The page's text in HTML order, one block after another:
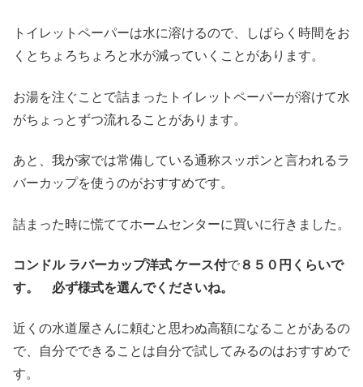
トイレットペーパーは水に溶けるので、しばらく時間をお
くとちょろちょろと水が減っていくことがあります。
お湯を注ぐことで詰まったトイレットペーパーが溶けて水
がちょっとずつ流れることがあります。
あと、我が家では常備している通称スッポンと言われるラ
バーカップを使うのがおすすめです。
詰まった時に慌ててホームセンターに買いに行きました。
コンドル ラバーカップ洋式 ケース付で８５０円くらいで
す。 必ず様式を選んでくださいね。
近くの水道屋さんに頼むと思わぬ高額になることがあるの
で、自分でできることは自分で試してみるのはおすすめで
す。